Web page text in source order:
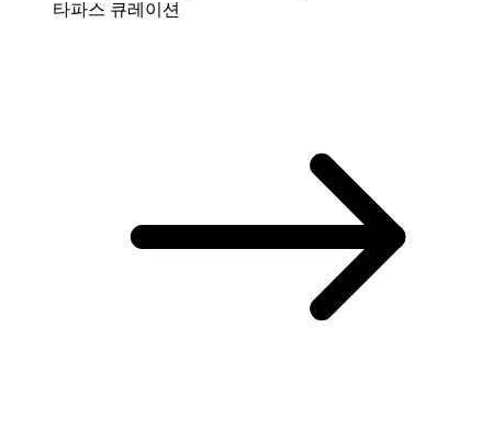
타파스 큐레이션